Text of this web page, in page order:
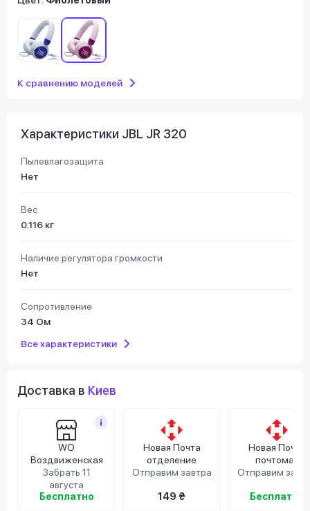
К сравнению моделей
Характеристики JBL JR 320
Пылевлагозащита
Нет
Вес
0.116 кг
Наличие регулятора громкости
Нет
Сопротивление
34 Ом
Все характеристики
Доставка в Киев
WO
Воздвиженская
Забрать 11
августа
Бесплатно
Новая Почта
отделение
Отправим завтра
149 ₴
Новая Почта
почтомат
Отправим
Бесплатно